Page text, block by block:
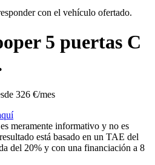
con el vehículo ofertado.
5 puertas C
326 €/mes
meramente informativo y no es
está basado en un TAE del
del 20% y con una financiación a 8